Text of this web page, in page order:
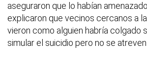
aseguraron que lo habían
explicaron que vecinos cercanos a
vieron como alguien habría colgado
simular el suicidio pero no se atreven